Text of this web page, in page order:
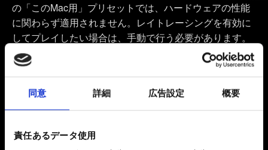
同意 詳細 広告設定 概要
責任あるデータ使用
の「このMac用」プリセットでは、ハードウェアの性能
に関わらず適用されません。レイトレーシングを有効に
してプレイしたい場合は、手動で行う必要があります。
有効にするには、
に移動し、クイッ
クプリセット
の項目で、「このMac用」プリセットをレ
トレーシング
の項目でレイトレーシングを個別に有効に
してください。
なお、レイトレーシングはM3以降のチップでのみ利用可